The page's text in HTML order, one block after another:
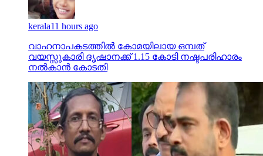
kerala11 hours ago
വാഹനാപകടത്തില്‍ കോമയിലായ ഒമ്പത്
വയസ്സുകാരി ദൃഷാനക്ക് 1.15 കോടി നഷ്ടപരിഹാരം
നല്‍കാന്‍ കോടതി